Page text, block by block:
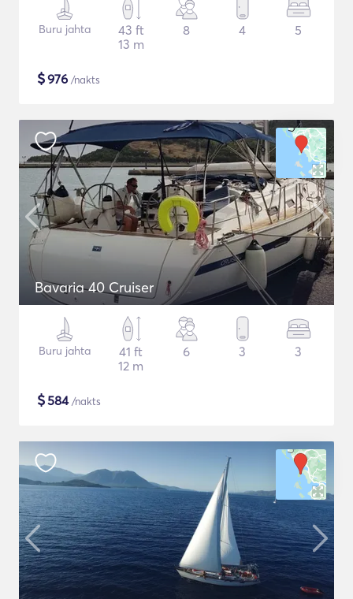
Buru jahta
43 ft
13 m
8 4 5
$976 /nakts
Bavaria 40 Cruiser
Buru jahta
41 ft
12 m
6 3 3
$584/nakts